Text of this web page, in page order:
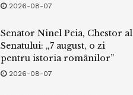
2026-08-07
Senator Ninel Peia, Chestor al
Senatului: „7 august, o zi
pentru istoria românilor”
2026-08-07